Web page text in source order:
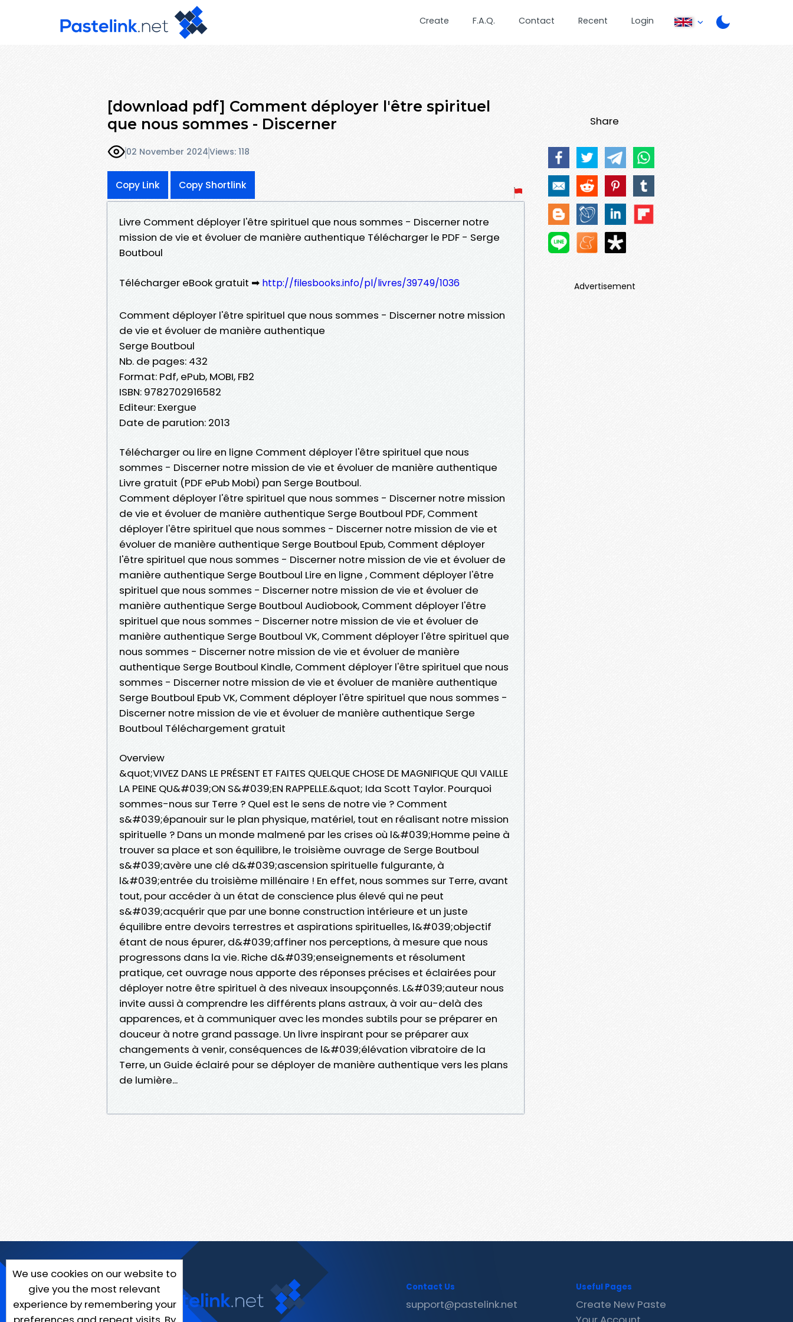
Create F.A.Q. Contact Recent Login
[download pdf] Comment déployer l'être spirituel
que nous sommes - Discerner
02 November 2024Views: 118
Copy Link Copy Shortlink
Livre Comment déployer l'être spirituel que nous sommes - Discerner notre
mission de vie et évoluer de manière authentique Télécharger le PDF - Serge
Boutboul
Télécharger eBook gratuit ➡ http://filesbooks.info/pl/livres/39749/1036
Comment déployer l'être spirituel que nous sommes - Discerner notre mission
de vie et évoluer de manière authentique
Serge Boutboul
Nb. de pages: 432
Format: Pdf, ePub, MOBI, FB2
ISBN: 9782702916582
Editeur: Exergue
Date de parution: 2013
Télécharger ou lire en ligne Comment déployer l'être spirituel que nous
sommes - Discerner notre mission de vie et évoluer de manière authentique
Livre gratuit (PDF ePub Mobi) pan Serge Boutboul.
Comment déployer l'être spirituel que nous sommes - Discerner notre mission
de vie et évoluer de manière authentique Serge Boutboul PDF, Comment
déployer l'être spirituel que nous sommes - Discerner notre mission de vie et
évoluer de manière authentique Serge Boutboul Epub, Comment déployer
l'être spirituel que nous sommes - Discerner notre mission de vie et évoluer de
manière authentique Serge Boutboul Lire en ligne , Comment déployer l'être
spirituel que nous sommes - Discerner notre mission de vie et évoluer de
manière authentique Serge Boutboul Audiobook, Comment déployer l'être
spirituel que nous sommes - Discerner notre mission de vie et évoluer de
manière authentique Serge Boutboul VK, Comment déployer l'être spirituel que
nous sommes - Discerner notre mission de vie et évoluer de manière
authentique Serge Boutboul Kindle, Comment déployer l'être spirituel que nous
sommes - Discerner notre mission de vie et évoluer de manière authentique
Serge Boutboul Epub VK, Comment déployer l'être spirituel que nous sommes -
Discerner notre mission de vie et évoluer de manière authentique Serge
Boutboul Téléchargement gratuit
Overview
&quot;VIVEZ DANS LE PRÉSENT ET FAITES QUELQUE CHOSE DE MAGNIFIQUE QUI VAILLE
LA PEINE QU&#039;ON S&#039;EN RAPPELLE.&quot; Ida Scott Taylor. Pourquoi
sommes-nous sur Terre ? Quel est le sens de notre vie ? Comment
s&#039;épanouir sur le plan physique, matériel, tout en réalisant notre mission
spirituelle ? Dans un monde malmené par les crises où l&#039;Homme peine à
trouver sa place et son équilibre, le troisième ouvrage de Serge Boutboul
s&#039;avère une clé d&#039;ascension spirituelle fulgurante, à
l&#039;entrée du troisième millénaire ! En effet, nous sommes sur Terre, avant
tout, pour accéder à un état de conscience plus élevé qui ne peut
s&#039;acquérir que par une bonne construction intérieure et un juste
équilibre entre devoirs terrestres et aspirations spirituelles, l&#039;objectif
étant de nous épurer, d&#039;affiner nos perceptions, à mesure que nous
progressons dans la vie. Riche d&#039;enseignements et résolument
pratique, cet ouvrage nous apporte des réponses précises et éclairées pour
déployer notre être spirituel à des niveaux insoupçonnés. L&#039;auteur nous
invite aussi à comprendre les différents plans astraux, à voir au-delà des
apparences, et à communiquer avec les mondes subtils pour se préparer en
douceur à notre grand passage. Un livre inspirant pour se préparer aux
changements à venir, conséquences de l&#039;élévation vibratoire de la
Terre, un Guide éclairé pour se déployer de manière authentique vers les plans
de lumière...
Share
Advertisement
We use cookies on our website to
give you the most relevant
experience by remembering your
Contact Us
support@pastelink.net
Useful Pages
Create New Paste